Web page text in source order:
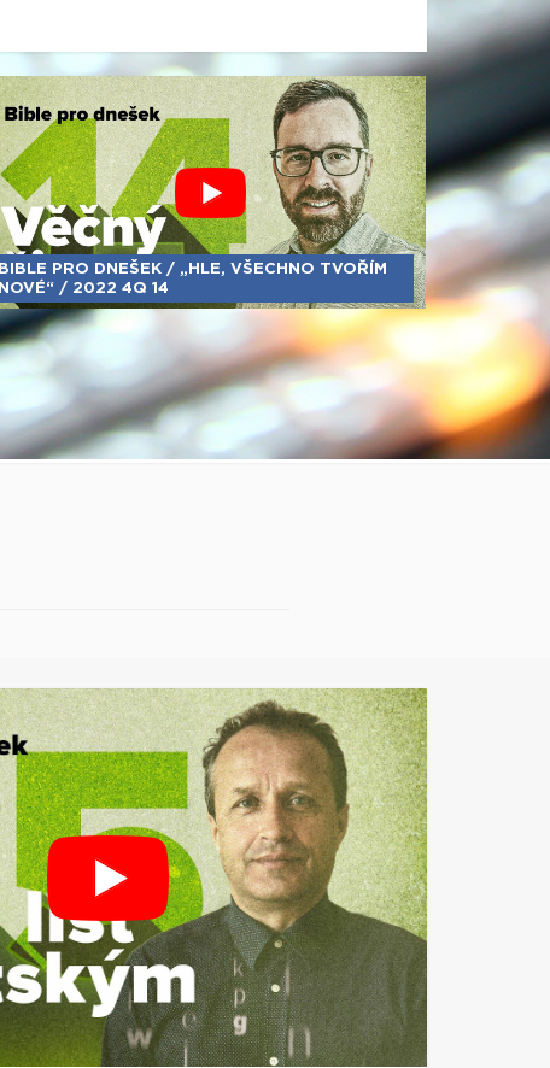
BIBLE PRO DNEŠEK / „HLE, VŠECHNO TVOŘÍM
NOVÉ“ / 2022 4Q 14